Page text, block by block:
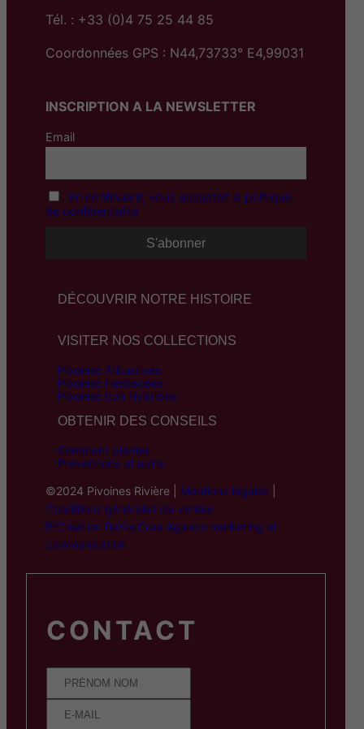
Tél. : +33 (0)4 75 25 44 85
Coordonnées GPS : N44,73733° E4,99031
INSCRIPTION A LA NEWSLETTER
Email
En continuant, vous acceptez la politique
de confidentialité
DÉCOUVRIR NOTRE HISTOIRE
VISITER NOS COLLECTIONS
Pivoines Arbustives
Pivoines Herbacées
Pivoines Itoh Hybrides
OBTENIR DES CONSEILS
Comment planter
Préventions et soins
©2024 Pivoines Rivière | Mentions légales
Conditions générales de ventes
Création BeYouCrea Agence marketing et
communication
CONTACT